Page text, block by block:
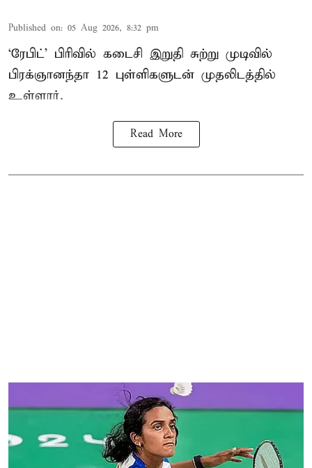
Published on: 05 Aug 2026, 8:32 pm
‘ரேபிட்’ பிரிவில் கடைசி இறுதி சுற்று முடிவில்
பிரக்ஞானந்தா 12 புள்ளிகளுடன் முதலிடத்தில்
உள்ளார்.
Read More